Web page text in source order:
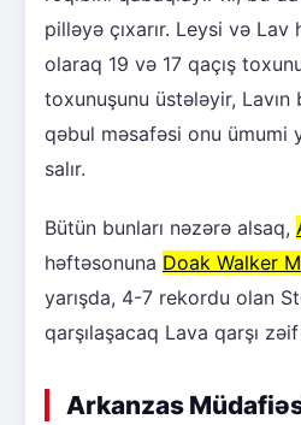
pilləyə çıxarır. Leysi və
olaraq 19 və 17 qaçış
toxunuşunu üstələyir,
qəbul məsafəsi onu ümumi
salır.
Bütün bunları nəzərə alsaq,
həftəsonuna Doak Walker
yarışda, 4-7 rekordu olan
qarşılaşacaq Lava qarşı
Arkanzas